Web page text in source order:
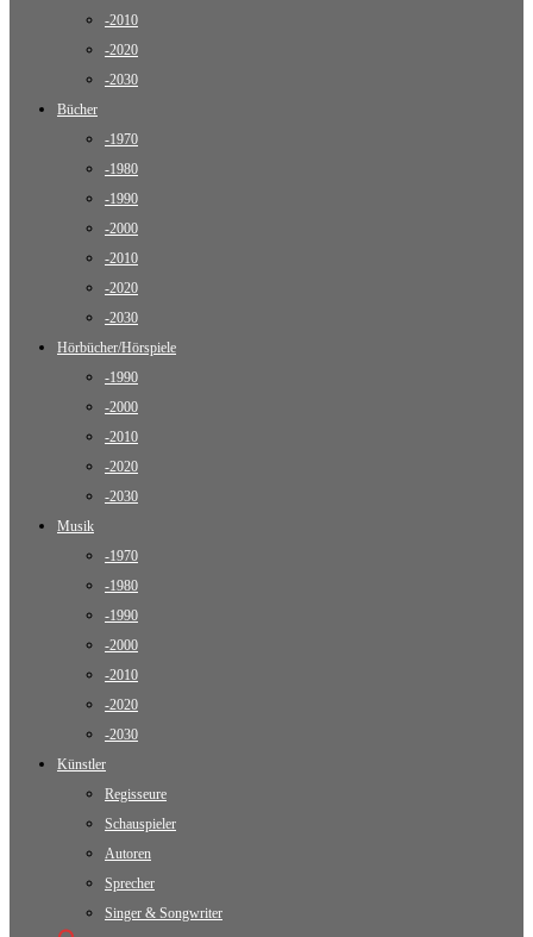
-2010
-2020
-2030
Bücher
-1970
-1980
-1990
-2000
-2010
-2020
-2030
Hörbücher/Hörspiele
-1990
-2000
-2010
-2020
-2030
Musik
-1970
-1980
-1990
-2000
-2010
-2020
-2030
Künstler
Regisseure
Schauspieler
Autoren
Sprecher
Singer & Songwriter